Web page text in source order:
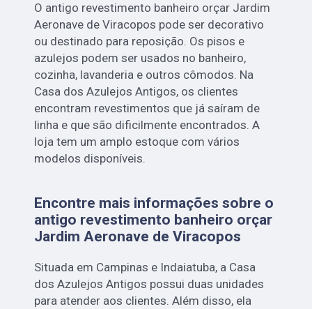
O antigo revestimento banheiro orçar Jardim
Aeronave de Viracopos pode ser decorativo
ou destinado para reposição. Os pisos e
azulejos podem ser usados no banheiro,
cozinha, lavanderia e outros cômodos. Na
Casa dos Azulejos Antigos, os clientes
encontram revestimentos que já saíram de
linha e que são dificilmente encontrados. A
loja tem um amplo estoque com vários
modelos disponíveis.
Encontre mais informações sobre o
antigo revestimento banheiro orçar
Jardim Aeronave de Viracopos
Situada em Campinas e Indaiatuba, a Casa
dos Azulejos Antigos possui duas unidades
para atender aos clientes. Além disso, ela